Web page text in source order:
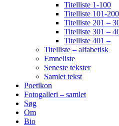
Titelliste 1-100
Titelliste 101-200
Titelliste 201 –
Titelliste 301 –
Titelliste 401 –
Titelliste – alfabetisk
Emneliste
Seneste tekster
Samlet tekst
Poetikon
Fotogalleri – samlet
Søg
Om
Bio